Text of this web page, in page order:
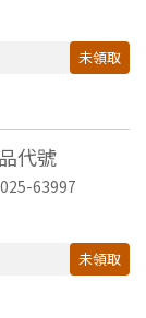
未領取
代號
63997
未領取